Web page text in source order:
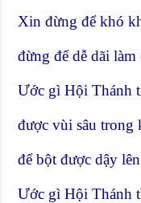
Xin đừng để khó
đừng để dễ dãi
Ước gì Hội Thánh
được vùi sâu
để bột được dậy
Ước gì Hội Thánh